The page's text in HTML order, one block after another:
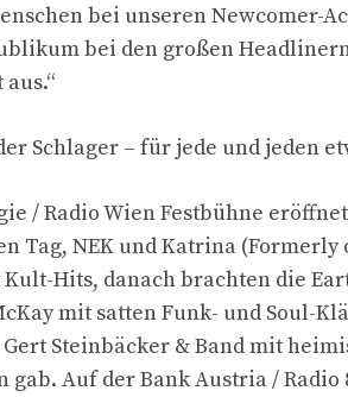
bei unseren Newcomer-
bei den großen
Schlager – für jede und jeden
/ Radio Wien Festbühne
Tag, NEK und Katrina
Hits, danach brachten die
mit satten Funk- und Soul-
Steinbäcker & Band mit
Auf der Bank Austria / Radio